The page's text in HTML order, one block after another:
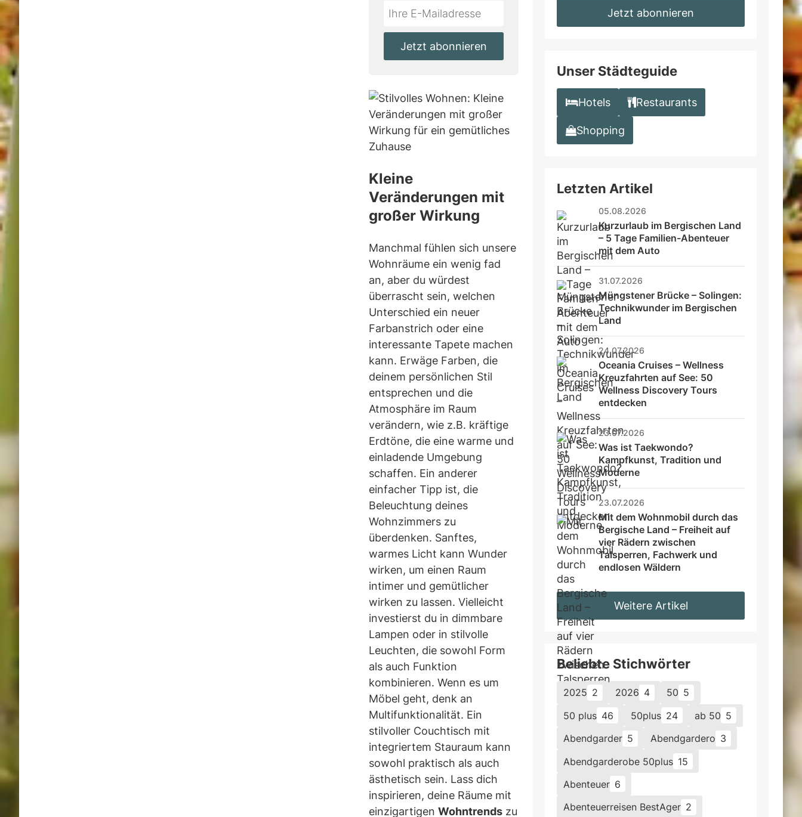
Do
this
*Ihre
Mailadresse:
Jetzt abonnieren
Kleine
Veränderungen mit
großer Wirkung
Manchmal fühlen sich unsere
Wohnräume ein wenig fad
an, aber du würdest
überrascht sein, welchen
Unterschied ein neuer
Farbanstrich oder eine
interessante Tapete machen
kann. Erwäge Farben, die
deinem persönlichen Stil
entsprechen und die
Atmosphäre im Raum
verändern, wie z.B. kräftige
Erdtöne, die eine warme und
einladende Umgebung
schaffen. Ein anderer
einfacher Tipp ist, die
Beleuchtung deines
Wohnzimmers zu
überdenken. Sanftes,
warmes Licht kann Wunder
wirken, um einen Raum
intimer und gemütlicher
wirken zu lassen. Vielleicht
investierst du in dimmbare
Lampen oder in stilvolle
Leuchten, die sowohl Form
als auch Funktion
kombinieren. Wenn es um
Möbel geht, denk an
Multifunktionalität. Ein
stilvoller Couchtisch mit
integriertem Stauraum kann
sowohl praktisch als auch
ästhetisch sein. Lass dich
inspirieren, deine Räume mit
einzigartigen Wohntrends zu
this
Mailadresse:Jetzt abonnieren
Unser Städteguide
Hotels Restaurants
Shopping
Letzten Artikel
05.08.2026
Kurzurlaub im Bergischen Land
– 5 Tage Familien-Abenteuer
mit dem Auto
31.07.2026
Müngstener Brücke – Solingen:
Technikwunder im Bergischen
Land
24.07.2026
Oceania Cruises – Wellness
Kreuzfahrten auf See: 50
Wellness Discovery Tours
entdecken
23.07.2026
Was ist Taekwondo?
Kampfkunst, Tradition und
Moderne
23.07.2026
Mit dem Wohnmobil durch das
Bergische Land – Freiheit auf
vier Rädern zwischen
Talsperren, Fachwerk und
endlosen Wäldern
Weitere Artikel
Beliebte Stichwörter
2025 2 2026 4 50 5
50 plus 46 50plus 24 ab 50 5
Abendgarder 5 Abendgardero 3
Abendgarderobe 50plus 15
Abenteuer 6
Abenteuerreisen BestAger 2